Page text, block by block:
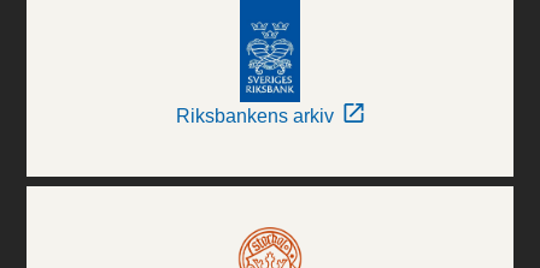
Riksbankens arkiv